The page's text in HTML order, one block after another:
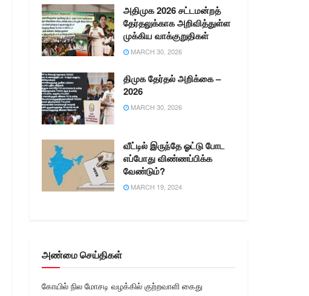
அதிமுக 2026 சட்டமன்றத்
தேர்தலுக்காக அறிவித்துள்ள
முக்கிய வாக்குறுதிகள்
MARCH 30, 2026
திமுக தேர்தல் அறிக்கை –
2026
MARCH 30, 2026
வீட்டில் இருந்தே ஓட்டு போட
எப்போது விண்ணப்பிக்க
வேண்டும்?
MARCH 19, 2024
அண்மை செய்திகள்
கோயில் நில மோசடி வழக்கில் குற்றவாளி கைது